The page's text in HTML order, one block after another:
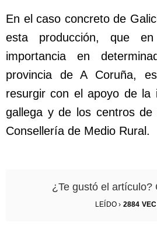
En el caso concreto de
esta producción, que
importancia en
provincia de A Coruña,
resurgir con el apoyo de la
gallega y de los centros de
Consellería de Medio Rural.
¿Te gustó el artículo?
LEÍDO › 2884